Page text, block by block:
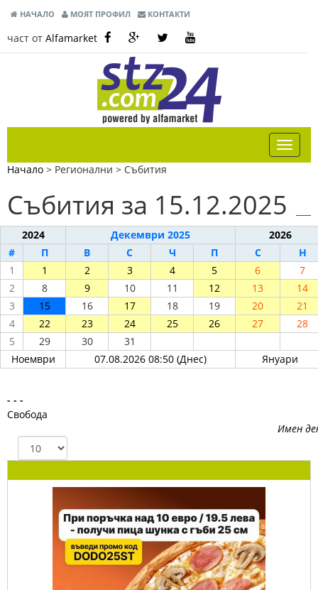
НАЧАЛО МОЯТ ПРОФИЛ КОНТАКТИ
част от Alfamarket
Начало > Регионални > Събития
Събития за 15.12.2025
2024 Декември 2025
2026
#
П В С Ч П С
Н
1
1 2 3 4 5 6
7
2
8 9 10 11 12 13
14
3
15 16 17 18 19 20
21
4
22 23 24 25 26 27
28
5
29 30
31
Ноември
07.08.2026 08:50 (Днес) Януари
- - -
Свобода
Имен